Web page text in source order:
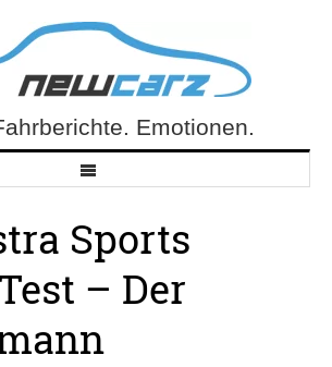
Emotionen.
Sports
– Der